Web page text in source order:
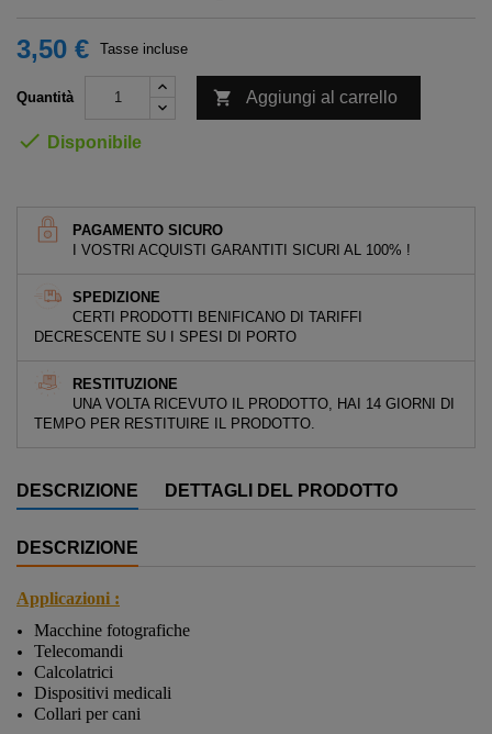
3,50 € Tasse incluse
Quantità  Aggiungi al carrello
 Disponibile
PAGAMENTO SICURO
I VOSTRI ACQUISTI GARANTITI SICURI AL 100% !
SPEDIZIONE
CERTI PRODOTTI BENIFICANO DI TARIFFI
DECRESCENTE SU I SPESI DI PORTO
RESTITUZIONE
UNA VOLTA RICEVUTO IL PRODOTTO, HAI 14 GIORNI DI
TEMPO PER RESTITUIRE IL PRODOTTO.
DESCRIZIONE DETTAGLI DEL PRODOTTO
DESCRIZIONE
Applicazioni :
Macchine fotografiche
Telecomandi
Calcolatrici
Dispositivi medicali
Collari per cani